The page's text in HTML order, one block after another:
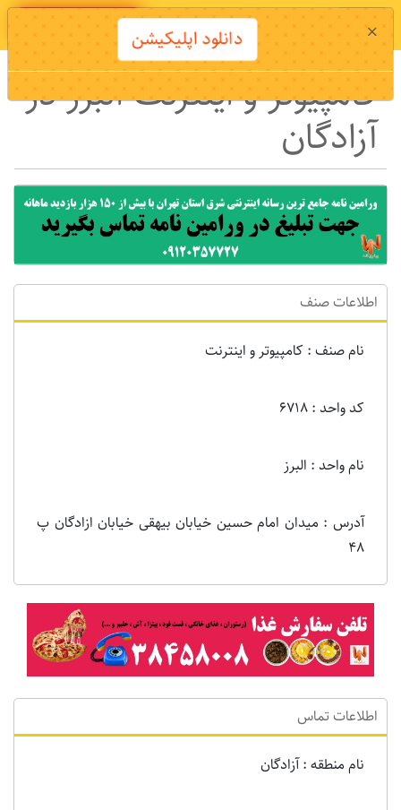
دانلود اپلیکیشن
کامپیوتر و اینترنت البرز در
آزادگان
اطلاعات صنف
نام صنف : کامپیوتر و اینترنت
کد واحد : 6718
نام واحد : البرز
آدرس : میدان امام حسین خیابان بیهقی خیابان ازادگان پ
48
اطلاعات تماس
نام منطقه : آزادگان
× دانلود اپلیکیشن